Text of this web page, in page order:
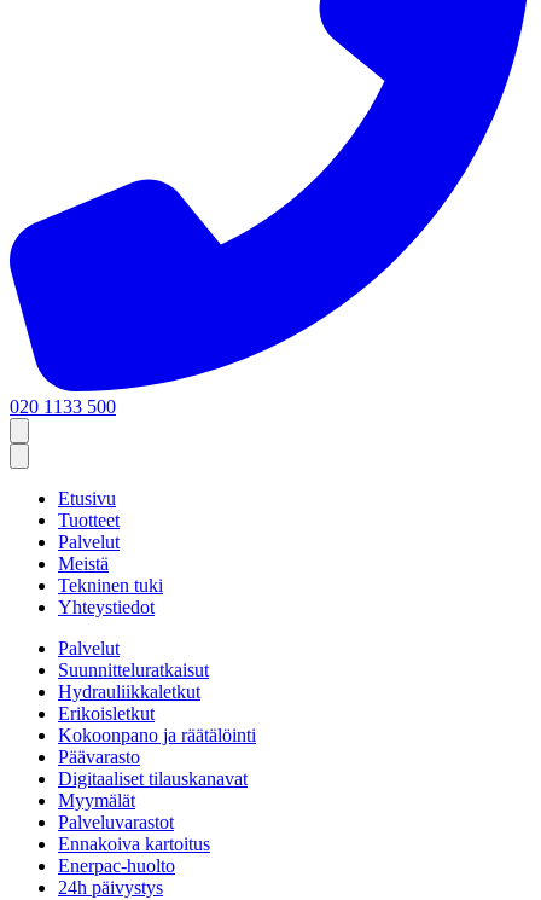
020 1133 500
Etusivu
Tuotteet
Palvelut
Meistä
Tekninen tuki
Yhteystiedot
Palvelut
Suunnitteluratkaisut
Hydrauliikkaletkut
Erikoisletkut
Kokoonpano ja räätälöinti
Päävarasto
Digitaaliset tilauskanavat
Myymälät
Palveluvarastot
Ennakoiva kartoitus
Enerpac-huolto
24h päivystys